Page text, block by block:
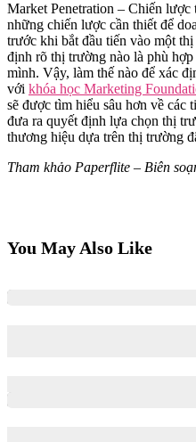
Market Penetration – Chiến
những chiến lược cần thiết để
trước khi bắt đầu tiến vào một
định rõ thị trường nào là phù
mình. Vậy, làm thế nào để xác
với khóa học Marketing
sẽ được tìm hiểu sâu hơn về
đưa ra quyết định lựa chọn thị
thương hiệu dựa trên thị trường
Tham khảo Paperflite – Biên
You May Also Like